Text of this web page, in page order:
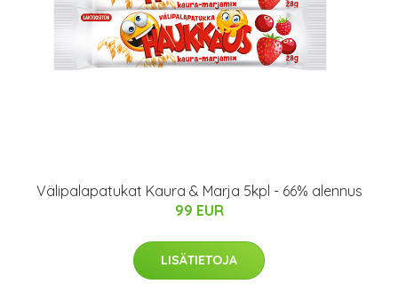
Välipalapatukat Kaura & Marja 5kpl - 66% alennus
99 EUR
LISÄTIETOJA